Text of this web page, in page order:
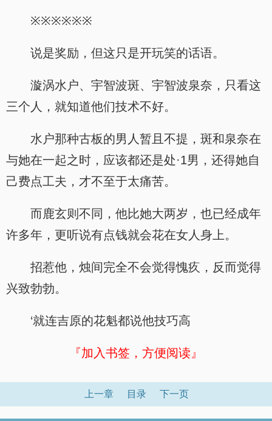
※※※※※※
说是奖励，但这只是开玩笑的话语。
漩涡水户、宇智波斑、宇智波泉奈，只看这
三个人，就知道他们技术不好。
水户那种古板的男人暂且不提，斑和泉奈在
与她在一起之时，应该都还是处·1男，还得她自
己费点工夫，才不至于太痛苦。
而鹿玄则不同，他比她大两岁，也已经成年
许多年，更听说有点钱就会花在女人身上。
招惹他，烛间完全不会觉得愧疚，反而觉得
兴致勃勃。
‘就连吉原的花魁都说他技巧高
『加入书签，方便阅读』
上一章 目录 下一页